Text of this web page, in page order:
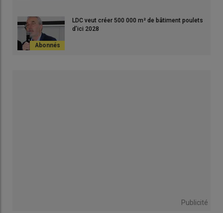
LDC veut créer 500 000 m² de bâtiment poulets
d’ici 2028
Publicité